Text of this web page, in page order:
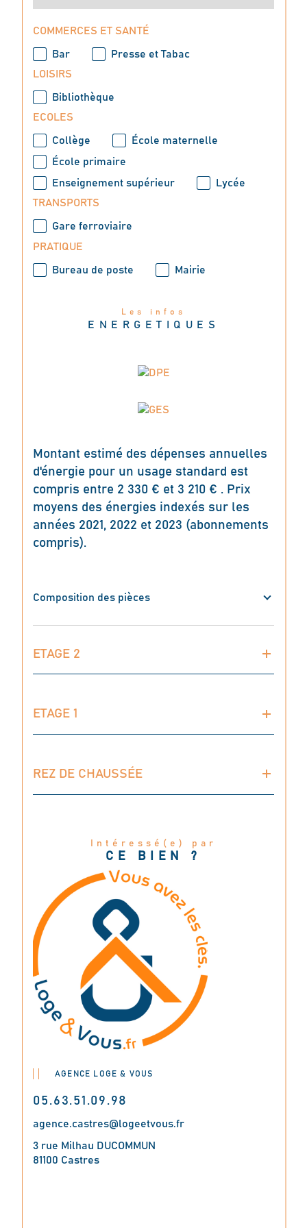
COMMERCES ET SANTÉ
Bar
Presse et Tabac
LOISIRS
Bibliothèque
ECOLES
Collège
École maternelle
École primaire
Enseignement supérieur
Lycée
TRANSPORTS
Gare ferroviaire
PRATIQUE
Bureau de poste Mairie
Les infos
ENERGETIQUES
Montant estimé des dépenses annuelles
d'énergie pour un usage standard est
compris entre 2 330 € et 3 210 € . Prix
moyens des énergies indexés sur les
années 2021, 2022 et 2023 (abonnements
compris).
Composition des pièces
ETAGE 2
ETAGE 1
REZ DE CHAUSSÉE
Intéressé(e) par
CE BIEN ?
AGENCE LOGE & VOUS
05.63.51.09.98
agence.castres@logeetvous.fr
3 rue Milhau DUCOMMUN
81100 Castres